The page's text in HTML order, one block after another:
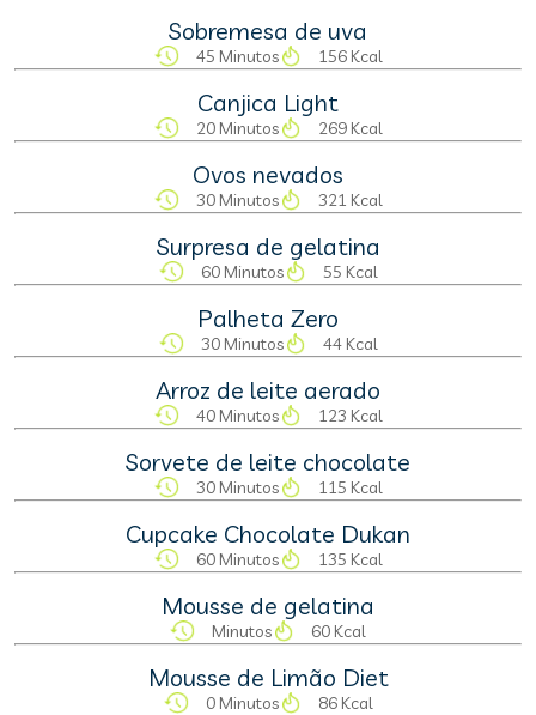
Sobremesa de uva
45 Minutos 156 Kcal
Canjica Light
20 Minutos 269 Kcal
Ovos nevados
30 Minutos 321 Kcal
Surpresa de gelatina
60 Minutos 55 Kcal
Palheta Zero
30 Minutos 44 Kcal
Arroz de leite aerado
40 Minutos 123 Kcal
Sorvete de leite chocolate
30 Minutos 115 Kcal
Cupcake Chocolate Dukan
60 Minutos 135 Kcal
Mousse de gelatina
Minutos 60 Kcal
Mousse de Limão Diet
0 Minutos 86 Kcal